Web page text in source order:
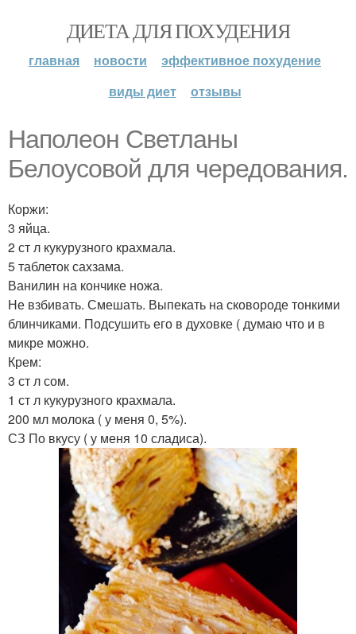
ДИЕТА ДЛЯ ПОХУДЕНИЯ
главная новости
эффективное похудение
виды диет
отзывы
Наполеон Светланы
Белоусовой для чередования.
Коржи:
3 яйца.
2 ст л кукурузного крахмала.
5 таблеток сахзама.
Ванилин на кончике ножа.
Не взбивать. Смешать. Выпекать на сковороде тонкими
блинчиками. Подсушить его в духовке ( думаю что и в
микре можно.
Крем:
3 ст л сом.
1 ст л кукурузного крахмала.
200 мл молока ( у меня 0, 5%).
СЗ По вкусу ( у меня 10 сладиса).